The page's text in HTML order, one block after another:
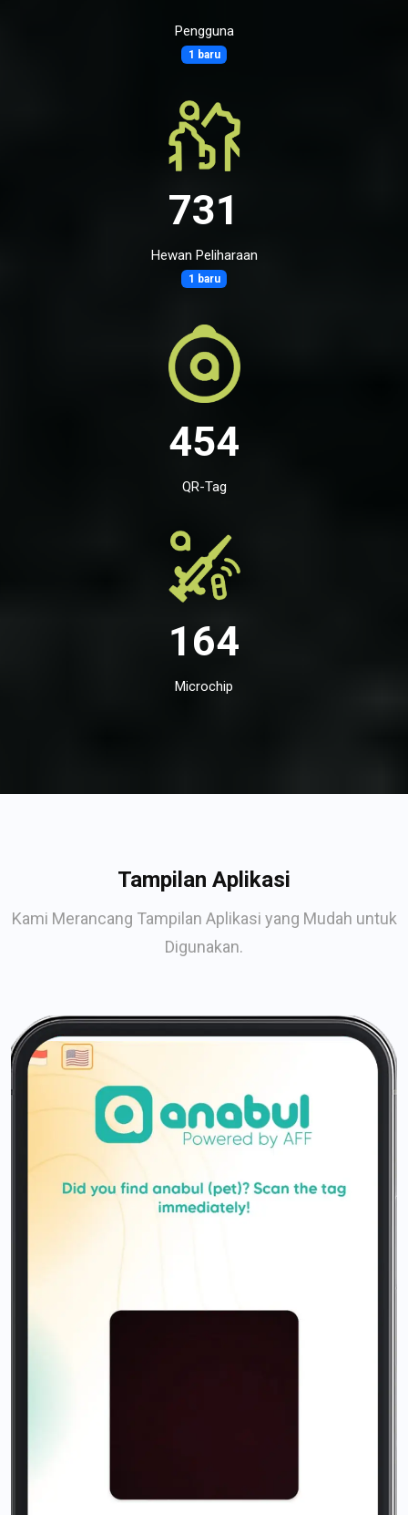
Pengguna
1 baru
731
Hewan Peliharaan
1 baru
454
QR-Tag
164
Microchip
Tampilan Aplikasi
Kami Merancang Tampilan Aplikasi yang Mudah untuk
Digunakan.